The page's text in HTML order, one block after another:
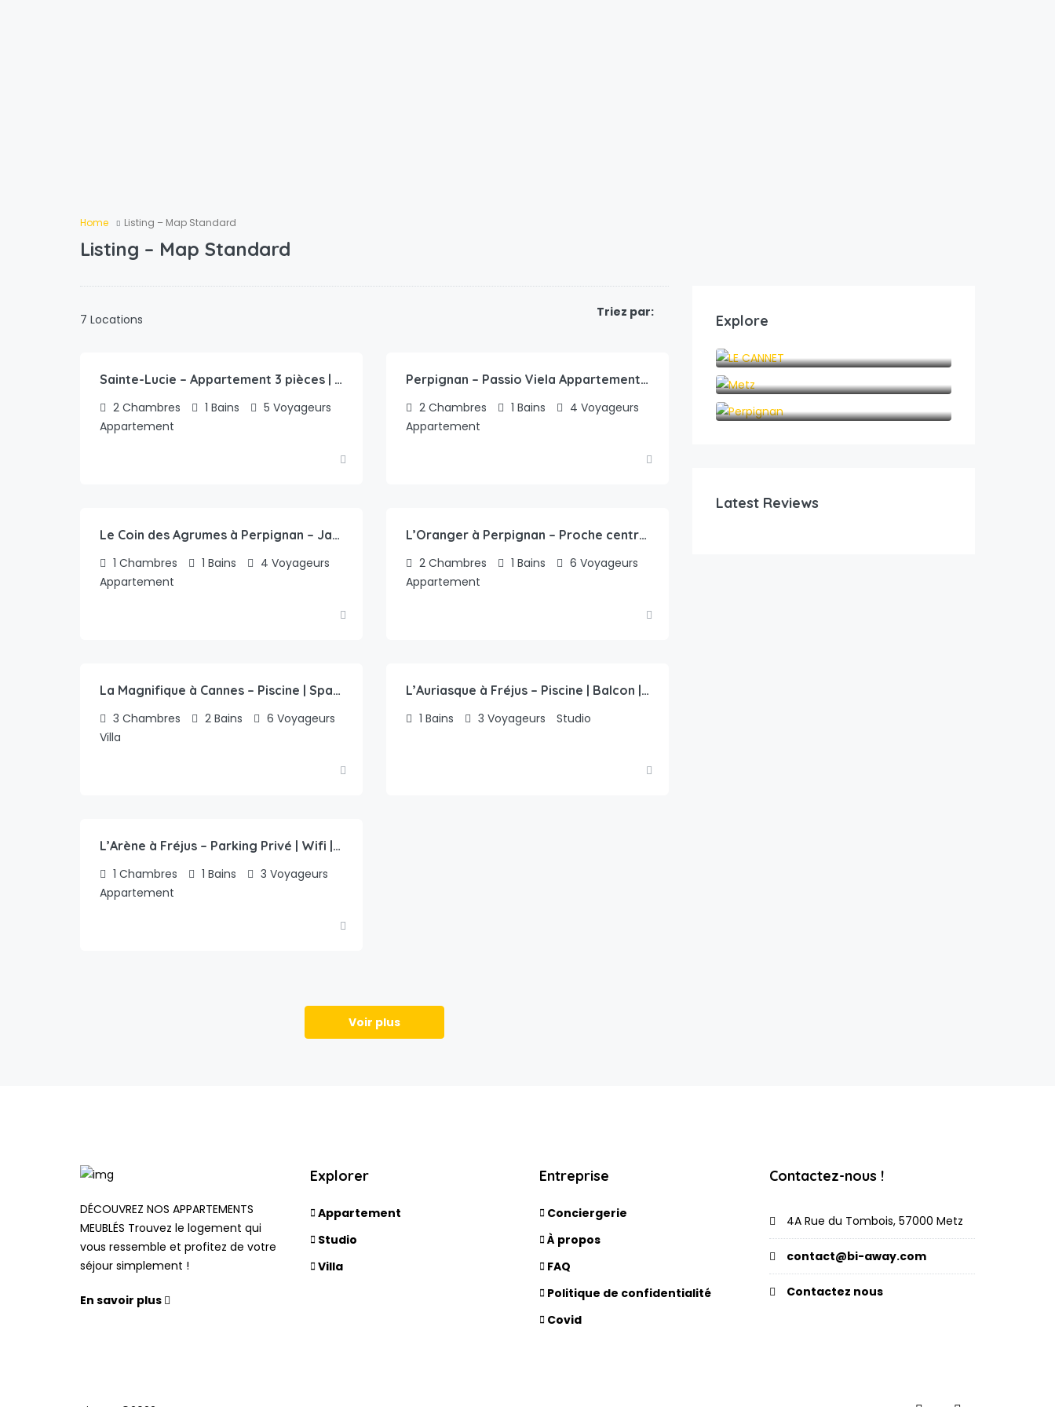
Home Listing – Map Standard
Listing – Map Standard
7 Locations Triez par:
103.00
Sainte-Lucie – Appartement 3 pièces | NETFLIX
2 Chambres 1 Bains 5 Voyageurs
Appartement
Perpignan – Passio Viela Appartement 60 m2 | Moderne au calme
2 Chambres 1 Bains 4 Voyageurs
Appartement
Le Coin des Agrumes à Perpignan – Jardin | Proche centre-ville
1 Chambres 1 Bains 4 Voyageurs
Appartement
L’Oranger à Perpignan – Proche centre-ville | Wifi & Netflix
2 Chambres 1 Bains 6 Voyageurs
Appartement
La Magnifique à Cannes – Piscine | Spacieux | Paisible
3 Chambres 2 Bains 6 Voyageurs
Villa
L’Auriasque à Fréjus – Piscine | Balcon | Parking Privé | Clim
1 Bains 3 Voyageurs Studio
L’Arène à Fréjus – Parking Privé | Wifi | Piscine | Balcon
1 Chambres 1 Bains 3 Voyageurs
Appartement
Voir plus
Explore
Latest Reviews
DÉCOUVREZ NOS APPARTEMENTS
MEUBLÉS Trouvez le logement qui
vous ressemble et profitez de votre
séjour simplement !
En savoir plus
Explorer
Appartement
Studio
Villa
Entreprise
Conciergerie
À propos
FAQ
Politique de confidentialité
Covid
Contactez-nous !
4A Rue du Tombois, 57000 Metz
contact@bi-away.com
Contactez nous